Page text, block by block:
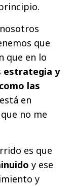
que
que en lo
estrategia y
las
en
no me
es que
y ese
y